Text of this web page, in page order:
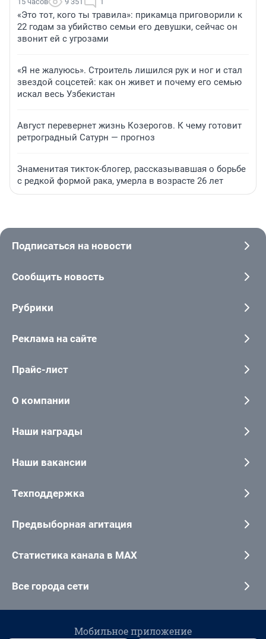
«Это тот, кого ты травила»: прикамца приговорили к
22 годам за убийство семьи его девушки, сейчас он
звонит ей с угрозами
«Я не жалуюсь». Строитель лишился рук и ног и стал
звездой соцсетей: как он живет и почему его семью
искал весь Узбекистан
Август перевернет жизнь Козерогов. К чему готовит
ретроградный Сатурн — прогноз
Знаменитая тикток-блогер, рассказывавшая о борьбе
с редкой формой рака, умерла в возрасте 26 лет
Подписаться на новости
Сообщить новость
Рубрики
Реклама на сайте
Прайс-лист
О компании
Наши награды
Наши вакансии
Техподдержка
Предвыборная агитация
Статистика канала в MAX
Все города сети
Мобильное приложение